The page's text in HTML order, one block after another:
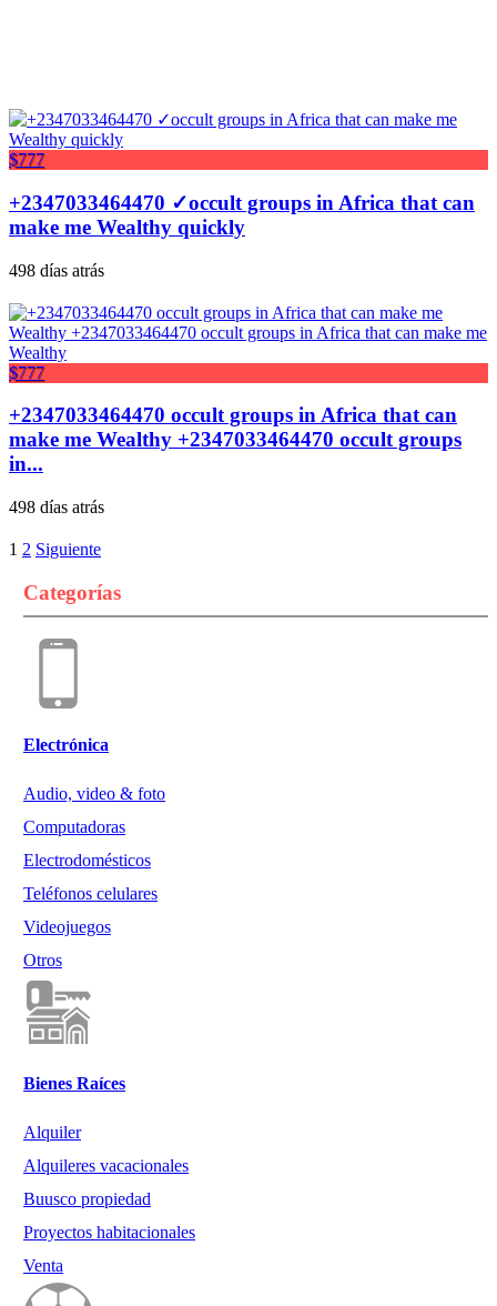
$777
+2347033464470 ✓occult groups in Africa that can
make me Wealthy quickly
498 días atrás
$777
+2347033464470 occult groups in Africa that can
make me Wealthy +2347033464470 occult groups
in...
498 días atrás
1 2 Siguiente
Categorías
Electrónica
Audio, video & foto
Computadoras
Electrodomésticos
Teléfonos celulares
Videojuegos
Otros
Bienes Raíces
Alquiler
Alquileres vacacionales
Buusco propiedad
Proyectos habitacionales
Venta